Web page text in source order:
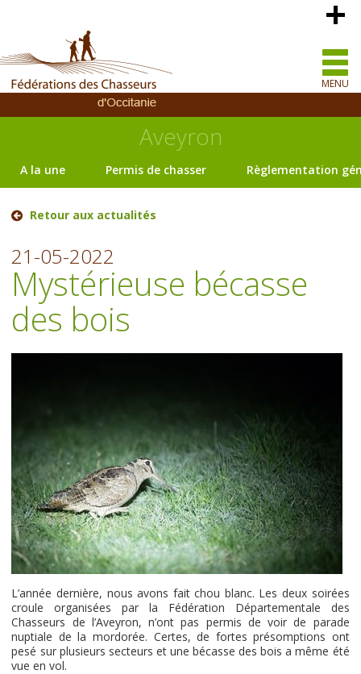
MENU
Aveyron
A la une Permis de chasser Règlementation
Retour aux actualités
21-05-2022
Mystérieuse bécasse
des bois
L’année dernière, nous avons fait chou blanc. Les deux soirées
croule organisées par la Fédération Départementale des
Chasseurs de l’Aveyron, n’ont pas permis de voir de parade
nuptiale de la mordorée. Certes, de fortes présomptions ont
pesé sur plusieurs secteurs et une bécasse des bois a même été
vue en vol.